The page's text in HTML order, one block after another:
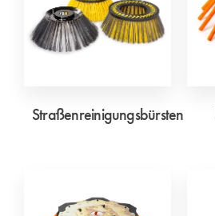
Straßenreinigungsbürsten